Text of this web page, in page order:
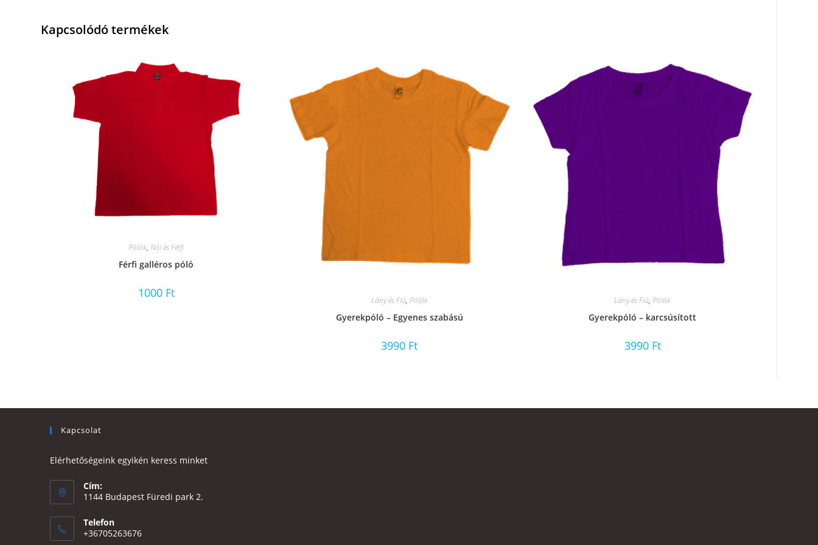
Kapcsolódó termékek
Pólók,Női és Férfi
Férfi galléros póló
1000 Ft
Lány és Fiú, Pólók
Gyerekpóló – Egyenes szabású
3990 Ft
Lány és Fiú,Pólók
Gyerekpóló – karcsúsított
3990 Ft
Kapcsolat
Elérhetőségeink egyikén keress minket
Cím:
1144 Budapest Füredi park 2.
Telefon
+36705263676